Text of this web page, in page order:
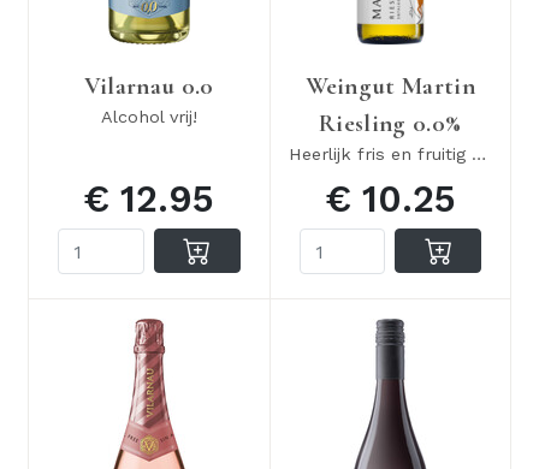
Vilarnau 0.0
Alcohol vrij!
€ 12.95
Weingut Martin
Riesling 0.0%
Heerlijk fris en fruitig 0.0%
€ 10.25